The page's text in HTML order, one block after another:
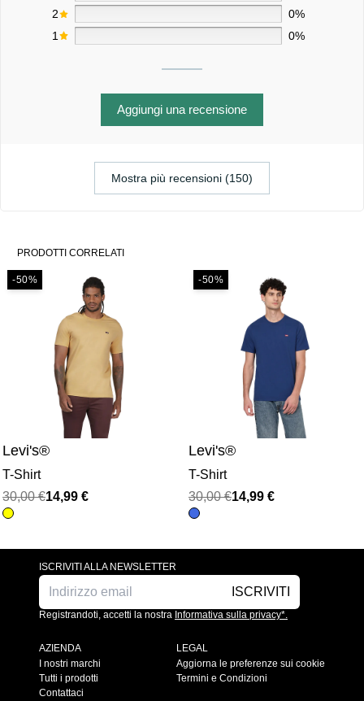
2
0%
1
0%
Aggiungi una recensione
Mostra più recensioni (150)
PRODOTTI CORRELATI
-50%
Levi's®
T-Shirt
30,00€
Il
prezzo
30,00 €.
14,99 €
Il
prezzo
14,99 €.
-50%
Levi's®
T-Shirt
30,00€
Il
prezzo
30,00 €.
14,99 €
Il
prezzo
14,99 €.
ISCRIVITI ALLA NEWSLETTER
ISCRIVITI
Registrandoti, accetti la nostra Informativa sulla privacy*.
AZIENDA
I nostri marchi
Tutti i prodotti
Contattaci
LEGAL
Aggiorna le preferenze sui cookie
Termini e Condizioni